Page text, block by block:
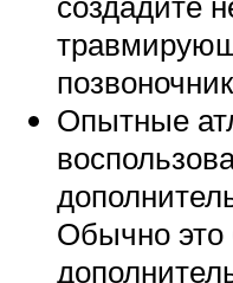
Опытные
Обычно это